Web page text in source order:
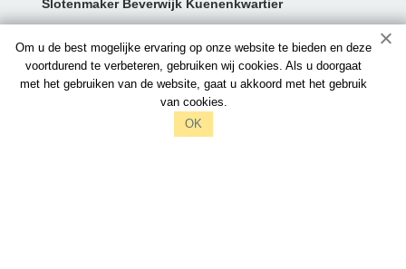
Om u de best mogelijke ervaring op onze website te bieden en deze
voortdurend te verbeteren, gebruiken wij cookies. Als u doorgaat
met het gebruiken van de website, gaat u akkoord met het gebruik
van cookies.
OK
Slotenmaker Beverwijk Kuenenkwartier
Contact:
info@slotenmakersbeverwijk.nl